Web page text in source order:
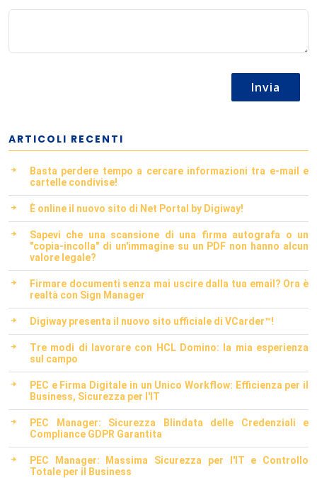
Invia
ARTICOLI RECENTI
Basta perdere tempo a cercare informazioni tra e-mail e
cartelle condivise!
È online il nuovo sito di Net Portal by Digiway!
Sapevi che una scansione di una firma autografa o un
"copia-incolla" di un'immagine su un PDF non hanno alcun
valore legale?
Firmare documenti senza mai uscire dalla tua email? Ora è
realtà con Sign Manager
Digiway presenta il nuovo sito ufficiale di VCarder™!
Tre modi di lavorare con HCL Domino: la mia esperienza
sul campo
PEC e Firma Digitale in un Unico Workflow: Efficienza per il
Business, Sicurezza per l'IT
PEC Manager: Sicurezza Blindata delle Credenziali e
Compliance GDPR Garantita
PEC Manager: Massima Sicurezza per l'IT e Controllo
Totale per il Business